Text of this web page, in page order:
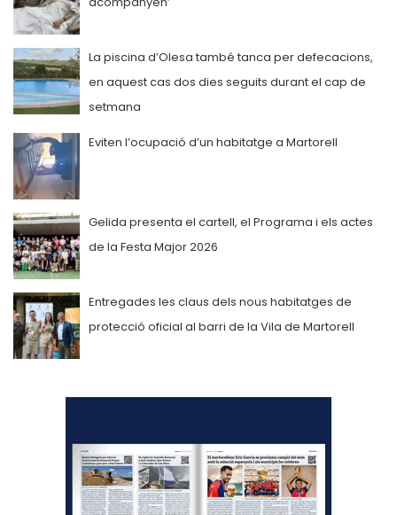
La piscina d’Olesa també tanca per defecacions,
en aquest cas dos dies seguits durant el cap de
setmana
Eviten l’ocupació d’un habitatge a Martorell
Gelida presenta el cartell, el Programa i els actes
de la Festa Major 2026
Entregades les claus dels nous habitatges de
protecció oficial al barri de la Vila de Martorell